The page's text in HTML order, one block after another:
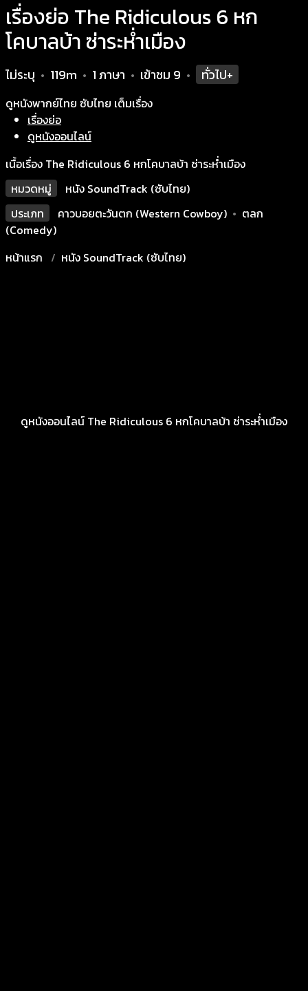
เรื่องย่อ The Ridiculous 6 หก
โคบาลบ้า ซ่าระห่ำเมือง
ไม่ระบุ • 119m • 1 ภาษา • เข้าชม 9 • ทั่วไป+
ดูหนังพากย์ไทย ซับไทย เต็มเรื่อง
เรื่องย่อ
ดูหนังออนไลน์
เนื้อเรื่อง The Ridiculous 6 หกโคบาลบ้า ซ่าระห่ำเมือง
หมวดหมู่
หนัง SoundTrack (ซับไทย)
ประเภท
คาวบอยตะวันตก (Western Cowboy) • ตลก
(Comedy)
หน้าแรก
หนัง SoundTrack (ซับไทย)
ดูหนังออนไลน์ The Ridiculous 6 หกโคบาลบ้า ซ่าระห่ำเมือง